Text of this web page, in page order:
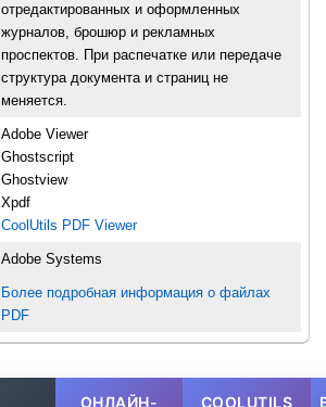
отредактированных и оформленных
журналов, брошюр и рекламных
проспектов. При распечатке или передаче
структура документа и страниц не
меняется.
Adobe Viewer
Ghostscript
Ghostview
Xpdf
CoolUtils PDF Viewer
Adobe Systems
Более подробная информация о файлах
PDF
ОНЛАЙН-
COOLUTILS